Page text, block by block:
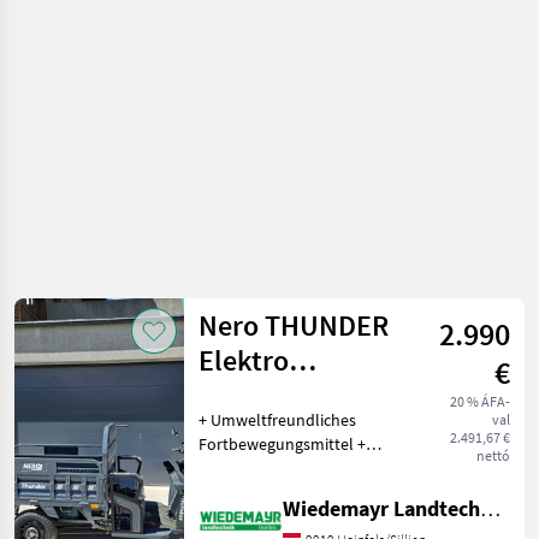
Motorkerékpárok
Nero THUNDER
Elektro
2.990
€
20 % ÁFA-
val
2.491,67 €
nettó
+ Umweltfreundliches
Fortbewegungsmittel +
Transport usw. + Kein
Wiedemayr Landtechnik GmbH